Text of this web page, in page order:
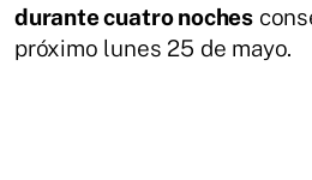
durante cuatro noches
próximo lunes 25 de mayo.